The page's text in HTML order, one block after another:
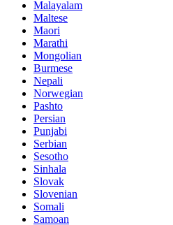
Malayalam
Maltese
Maori
Marathi
Mongolian
Burmese
Nepali
Norwegian
Pashto
Persian
Punjabi
Serbian
Sesotho
Sinhala
Slovak
Slovenian
Somali
Samoan